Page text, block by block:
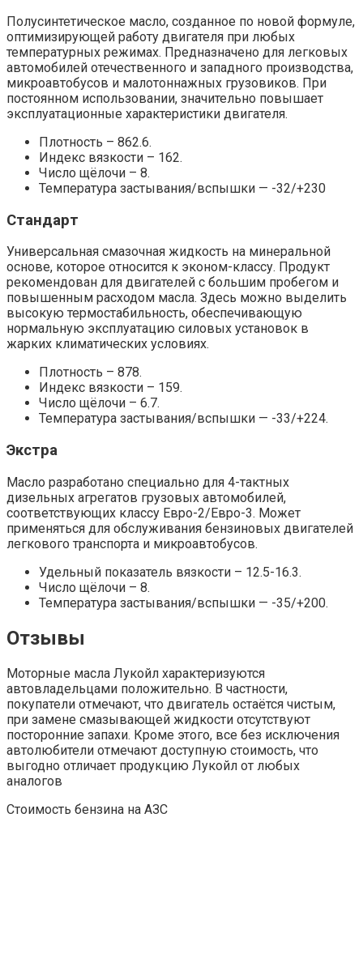
Полусинтетическое масло, созданное по новой формуле,
оптимизирующей работу двигателя при любых
температурных режимах. Предназначено для легковых
автомобилей отечественного и западного производства,
микроавтобусов и малотоннажных грузовиков. При
постоянном использовании, значительно повышает
эксплуатационные характеристики двигателя.
Плотность – 862.6.
Индекс вязкости – 162.
Число щёлочи – 8.
Температура застывания/вспышки — -32/+230
Стандарт
Универсальная смазочная жидкость на минеральной
основе, которое относится к эконом-классу. Продукт
рекомендован для двигателей с большим пробегом и
повышенным расходом масла. Здесь можно выделить
высокую термостабильность, обеспечивающую
нормальную эксплуатацию силовых установок в
жарких климатических условиях.
Плотность – 878.
Индекс вязкости – 159.
Число щёлочи – 6.7.
Температура застывания/вспышки — -33/+224.
Экстра
Масло разработано специально для 4-тактных
дизельных агрегатов грузовых автомобилей,
соответствующих классу Евро-2/Евро-3. Может
применяться для обслуживания бензиновых двигателей
легкового транспорта и микроавтобусов.
Удельный показатель вязкости – 12.5-16.3.
Число щёлочи – 8.
Температура застывания/вспышки — -35/+200.
Отзывы
Моторные масла Лукойл характеризуются
автовладельцами положительно. В частности,
покупатели отмечают, что двигатель остаётся чистым,
при замене смазывающей жидкости отсутствуют
посторонние запахи. Кроме этого, все без исключения
автолюбители отмечают доступную стоимость, что
выгодно отличает продукцию Лукойл от любых
аналогов
Стоимость бензина на АЗС